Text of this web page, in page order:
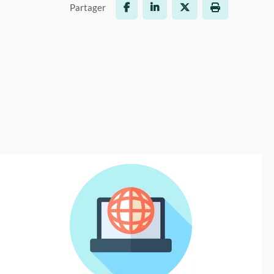
Partager FacebookLinkedIn
X Imprimer la